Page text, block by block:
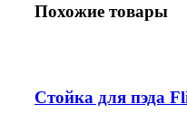
Похожие товары
Стойка для пэда